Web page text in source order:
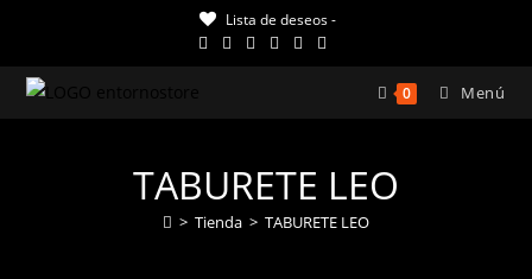
contenido
Lista de deseos -
0 Menú
TABURETE LEO
> Tienda > TABURETE LEO